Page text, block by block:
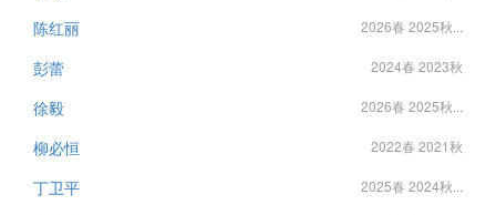
陈红丽 2026春 2025秋...
彭蕾 2024春 2023秋
徐毅 2026春 2025秋...
柳必恒 2022春 2021秋
丁卫平 2025春 2024秋...